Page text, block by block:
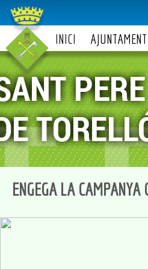
INICI AJUNTAMENT
ENGEGA LA